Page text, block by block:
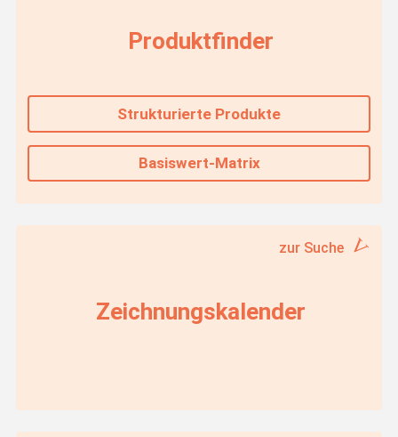
Produktfinder
Strukturierte Produkte
Basiswert-Matrix
zur Suche
Zeichnungskalender